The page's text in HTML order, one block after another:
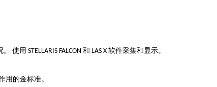
STELLARIS FALCON 和 LAS X 软件采集和显示。
用的金标准。